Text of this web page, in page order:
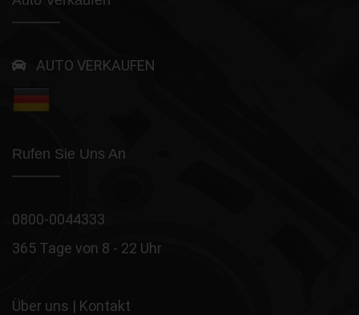
AUTO VERKAUFEN
Rufen Sie Uns An
0800-0044333
365 Tage von 8 - 22 Uhr
Über uns | Kontakt